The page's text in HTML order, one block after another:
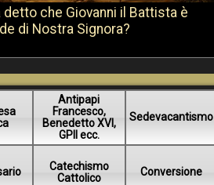
detto che Giovanni il Battista è
di Nostra Signora?
Antipapi
Francesco,
Benedetto XVI,
GPII ecc.
Sedevacantismo
Catechismo
Cattolico
Conversione